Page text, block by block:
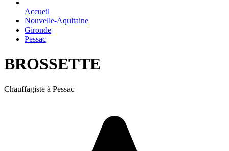
Accueil
Nouvelle-Aquitaine
Gironde
Pessac
BROSSETTE
Chauffagiste à Pessac